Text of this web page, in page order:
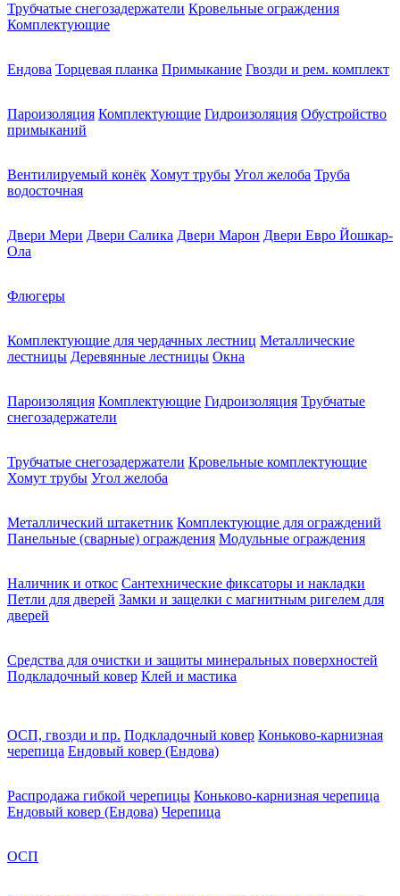
Трубчатые снегозадержатели Кровельные ограждения
Комплектующие
Ендова Торцевая планка Примыкание Гвозди и рем. комплект
Пароизоляция Комплектующие Гидроизоляция Обустройство
примыканий
Вентилируемый конёк Хомут трубы Угол желоба Труба
водосточная
Двери Мери Двери Салика Двери Марон Двери Евро Йошкар-
Ола
Флюгеры
Комплектующие для чердачных лестниц Металлические
лестницы Деревянные лестницы Окна
Пароизоляция Комплектующие Гидроизоляция Трубчатые
снегозадержатели
Трубчатые снегозадержатели Кровельные комплектующие
Хомут трубы Угол желоба
Металлический штакетник Комплектующие для ограждений
Панельные (сварные) ограждения Модульные ограждения
Наличник и откос Сантехнические фиксаторы и накладки
Петли для дверей Замки и защелки с магнитным ригелем для
дверей
Средства для очистки и защиты минеральных поверхностей
Подкладочный ковер Клей и мастика
ОСП, гвозди и пр. Подкладочный ковер Коньково-карнизная
черепица Ендовый ковер (Ендова)
Распродажа гибкой черепицы Коньково-карнизная черепица
Ендовый ковер (Ендова) Черепица
ОСП